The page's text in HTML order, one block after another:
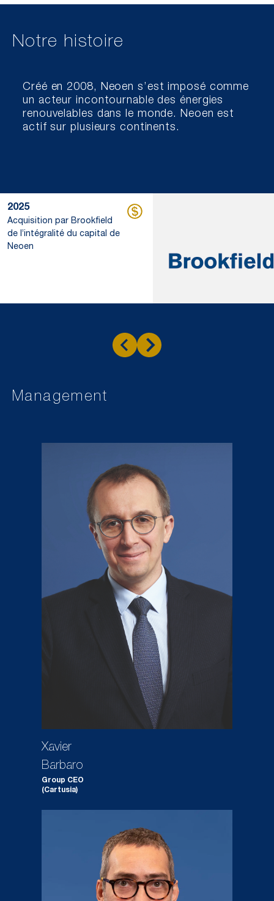
Notre histoire
Créé en 2008, Neoen s’est imposé comme
un acteur incontournable des énergies
renouvelables dans le monde. Neoen est
actif sur plusieurs continents.
2025
Acquisition par Brookfield
de l’intégralité du capital de
Neoen
Management
Xavier
Barbaro
Group CEO
(Cartusia)